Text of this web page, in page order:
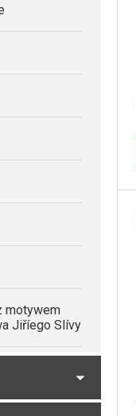
motywem
Jiříego Slívy